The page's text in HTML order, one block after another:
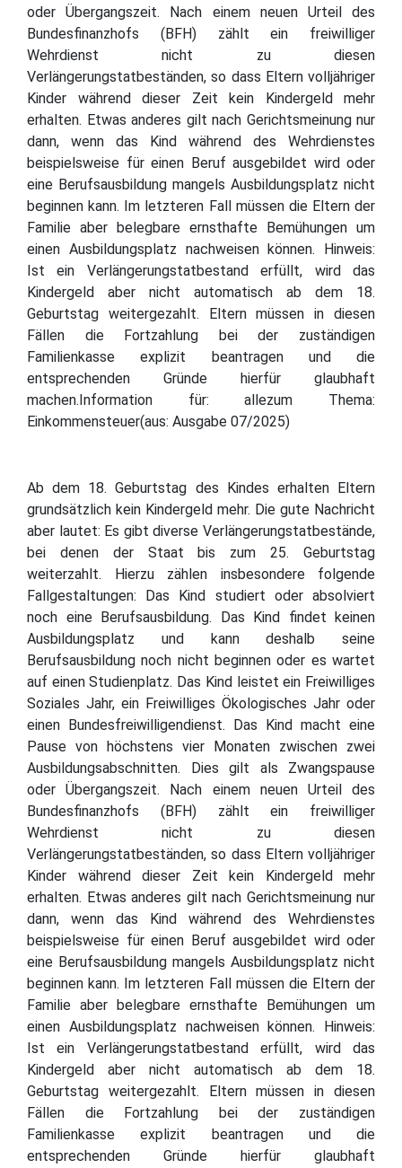
oder Übergangszeit. Nach einem neuen Urteil des
Bundesfinanzhofs (BFH) zählt ein freiwilliger
Wehrdienst nicht zu diesen
Verlängerungstatbeständen, so dass Eltern volljähriger
Kinder während dieser Zeit kein Kindergeld mehr
erhalten. Etwas anderes gilt nach Gerichtsmeinung nur
dann, wenn das Kind während des Wehrdienstes
beispielsweise für einen Beruf ausgebildet wird oder
eine Berufsausbildung mangels Ausbildungsplatz nicht
beginnen kann. Im letzteren Fall müssen die Eltern der
Familie aber belegbare ernsthafte Bemühungen um
einen Ausbildungsplatz nachweisen können. Hinweis:
Ist ein Verlängerungstatbestand erfüllt, wird das
Kindergeld aber nicht automatisch ab dem 18.
Geburtstag weitergezahlt. Eltern müssen in diesen
Fällen die Fortzahlung bei der zuständigen
Familienkasse explizit beantragen und die
entsprechenden Gründe hierfür glaubhaft
machen.Information für: allezum Thema:
Einkommensteuer(aus: Ausgabe 07/2025)
Ab dem 18. Geburtstag des Kindes erhalten Eltern
grundsätzlich kein Kindergeld mehr. Die gute Nachricht
aber lautet: Es gibt diverse Verlängerungstatbestände,
bei denen der Staat bis zum 25. Geburtstag
weiterzahlt. Hierzu zählen insbesondere folgende
Fallgestaltungen: Das Kind studiert oder absolviert
noch eine Berufsausbildung. Das Kind findet keinen
Ausbildungsplatz und kann deshalb seine
Berufsausbildung noch nicht beginnen oder es wartet
auf einen Studienplatz. Das Kind leistet ein Freiwilliges
Soziales Jahr, ein Freiwilliges Ökologisches Jahr oder
einen Bundesfreiwilligendienst. Das Kind macht eine
Pause von höchstens vier Monaten zwischen zwei
Ausbildungsabschnitten. Dies gilt als Zwangspause
oder Übergangszeit. Nach einem neuen Urteil des
Bundesfinanzhofs (BFH) zählt ein freiwilliger
Wehrdienst nicht zu diesen
Verlängerungstatbeständen, so dass Eltern volljähriger
Kinder während dieser Zeit kein Kindergeld mehr
erhalten. Etwas anderes gilt nach Gerichtsmeinung nur
dann, wenn das Kind während des Wehrdienstes
beispielsweise für einen Beruf ausgebildet wird oder
eine Berufsausbildung mangels Ausbildungsplatz nicht
beginnen kann. Im letzteren Fall müssen die Eltern der
Familie aber belegbare ernsthafte Bemühungen um
einen Ausbildungsplatz nachweisen können. Hinweis:
Ist ein Verlängerungstatbestand erfüllt, wird das
Kindergeld aber nicht automatisch ab dem 18.
Geburtstag weitergezahlt. Eltern müssen in diesen
Fällen die Fortzahlung bei der zuständigen
Familienkasse explizit beantragen und die
entsprechenden Gründe hierfür glaubhaft